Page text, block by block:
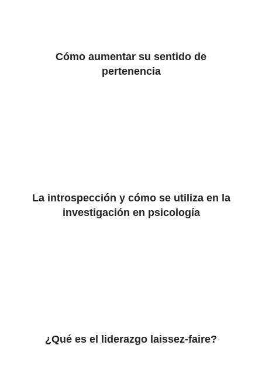
Cómo aumentar su sentido de
pertenencia
La introspección y cómo se utiliza en la
investigación en psicología
¿Qué es el liderazgo laissez-faire?